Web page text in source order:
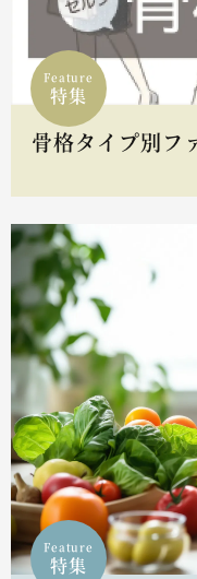
Feature
特集
骨格タイプ別フ
Feature
特集